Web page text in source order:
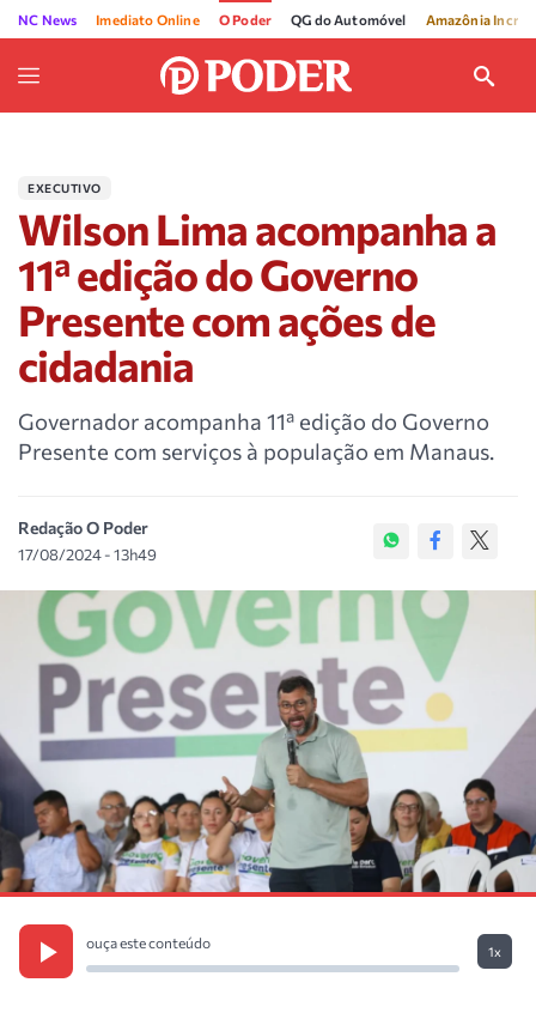
NC News Imediato Online O Poder QG do Automóvel Amazônia
EXECUTIVO
Wilson Lima acompanha a
11ª edição do Governo
Presente com ações de
cidadania
Governador acompanha 11ª edição do Governo
Presente com serviços à população em Manaus.
Redação O Poder
17/08/2024 - 13h49
ouça este conteúdo
1x